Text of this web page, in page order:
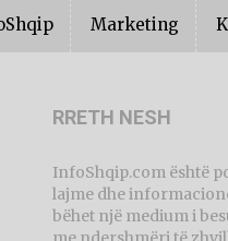
Marketing
RRETH NESH
InfoShqip.com është
lajme dhe
bëhet një medium i